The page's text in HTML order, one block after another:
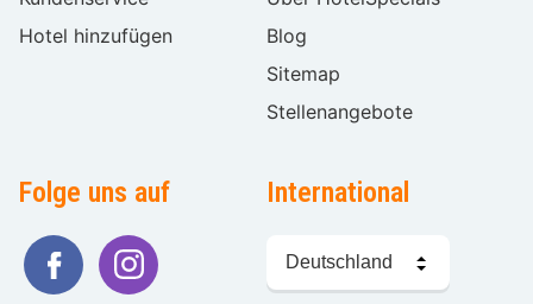
Hotel hinzufügen
Blog
Sitemap
Stellenangebote
Folge uns auf International
wählen